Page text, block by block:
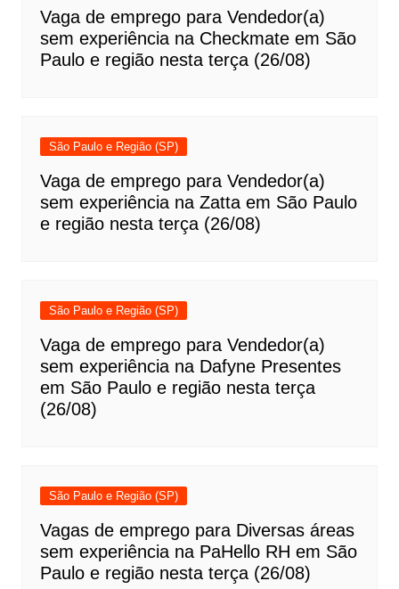
Vaga de emprego para Vendedor(a)
sem experiência na Checkmate em São
Paulo e região nesta terça (26/08)
São Paulo e Região (SP)
Vaga de emprego para Vendedor(a)
sem experiência na Zatta em São Paulo
e região nesta terça (26/08)
São Paulo e Região (SP)
Vaga de emprego para Vendedor(a)
sem experiência na Dafyne Presentes
em São Paulo e região nesta terça
(26/08)
São Paulo e Região (SP)
Vagas de emprego para Diversas áreas
sem experiência na PaHello RH em São
Paulo e região nesta terça (26/08)